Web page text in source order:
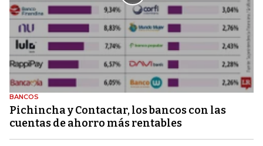
BANCOS
Pichincha y Contactar, los bancos con las
cuentas de ahorro más rentables